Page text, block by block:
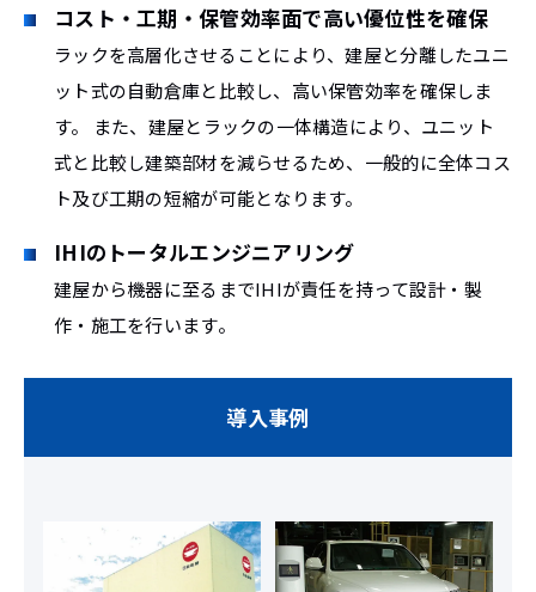
コスト・工期・保管効率面で高い優位性を確保
ラックを高層化させることにより、建屋と分離したユニ
ット式の自動倉庫と比較し、高い保管効率を確保しま
す。 また、建屋とラックの一体構造により、ユニット
式と比較し建築部材を減らせるため、一般的に全体コス
ト及び工期の短縮が可能となります。
IHIのトータルエンジニアリング
建屋から機器に至るまでIHIが責任を持って設計・製
作・施工を行います。
導入事例